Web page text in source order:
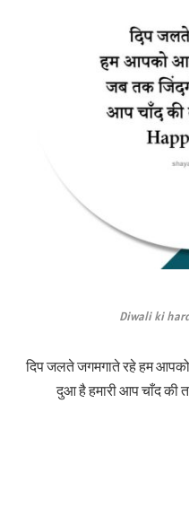
Diwali ki
दिप जलते जगमगाते रहे हम
दुआ है हमारी आप चाँद की